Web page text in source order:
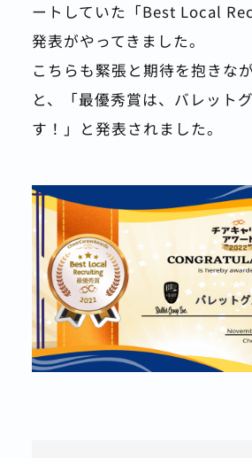
ートしていた「Best Local
発表がやってきました。
こちらも緊張と期待を抱きな
と、「最優秀賞は、バレット
す！」と発表されました。